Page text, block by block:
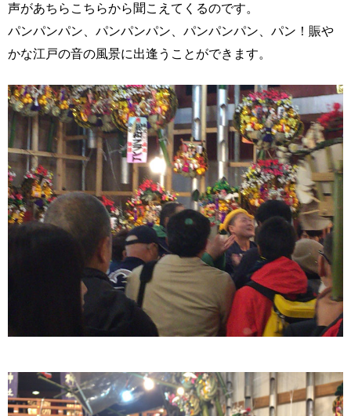
声があちらこちらから聞こえてくるのです。
パンパンパン、パンパンパン、パンパンパン、パン！賑や
かな江戸の音の風景に出逢うことができます。